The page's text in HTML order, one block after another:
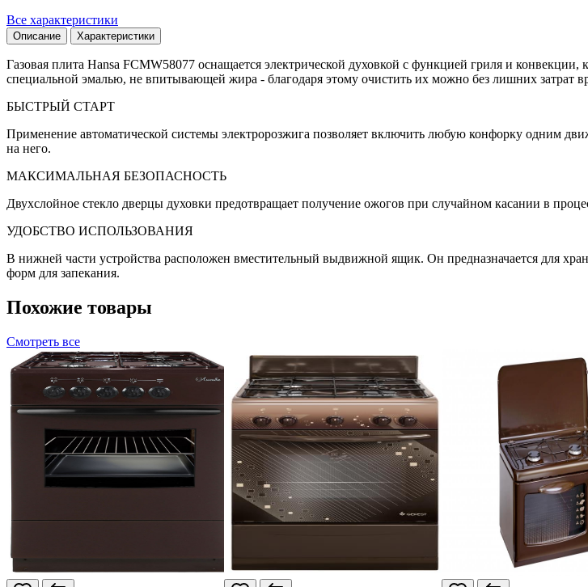
Все характеристики
Описание Характеристики
Газовая плита Hansa FCMW58077 оснащается электрической духовкой с функцией гриля и
специальной эмалью, не впитывающей жира - благодаря этому очистить их можно без лишних затрат
БЫСТРЫЙ СТАРТ
Применение автоматической системы электророзжига позволяет включить любую конфорку одним
на него.
МАКСИМАЛЬНАЯ БЕЗОПАСНОСТЬ
Двухслойное стекло дверцы духовки предотвращает получение ожогов при случайном касании в
УДОБСТВО ИСПОЛЬЗОВАНИЯ
В нижней части устройства расположен вместительный выдвижной ящик. Он предназначается для
форм для запекания.
Похожие товары
Смотреть все